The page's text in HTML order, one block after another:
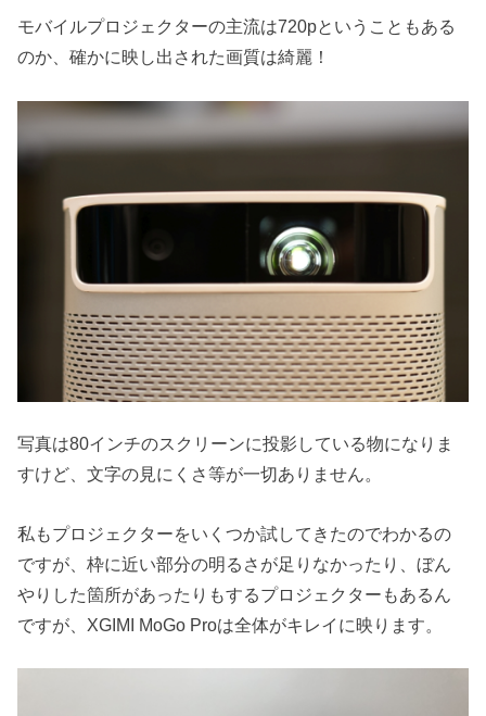
モバイルプロジェクターの主流は720pということもある
のか、確かに映し出された画質は綺麗！
写真は80インチのスクリーンに投影している物になりま
すけど、文字の見にくさ等が一切ありません。
私もプロジェクターをいくつか試してきたのでわかるの
ですが、枠に近い部分の明るさが足りなかったり、ぼん
やりした箇所があったりもするプロジェクターもあるん
ですが、XGIMI MoGo Proは全体がキレイに映ります。